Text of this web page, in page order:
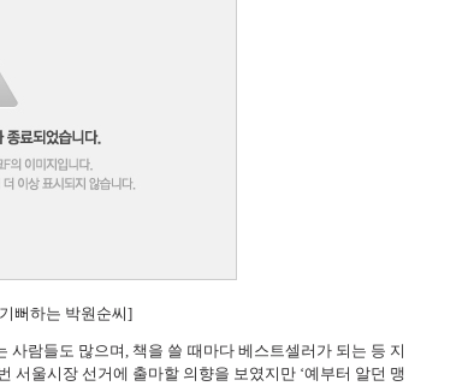
뻐하는 박원순씨]
람들도 많으며, 책을 쓸 때마다 베스트셀러가 되는 등 지
서울시장 선거에 출마할 의향을 보였지만 ‘예부터 알던 맹